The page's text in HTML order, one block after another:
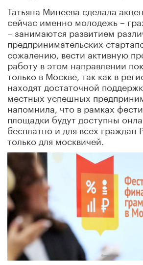
Татьяна Минеева сделала
сейчас именно молодежь –
– занимаются развитием
предпринимательских
сожалению, вести активную
работу в этом направлении
только в Москве, так как в
находят достаточной
местных успешных
напомнила, что в рамках
площадки будут доступны
бесплатно и для всех граждан
только для москвичей.